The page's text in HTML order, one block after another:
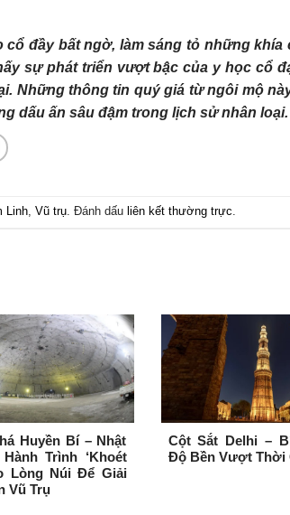
cổ đầy bất ngờ, làm sáng tỏ những khía
sự phát triển vượt bậc của y học cổ
Những thông tin quý giá từ ngôi mộ
dấu ấn sâu đậm trong lịch sử nhân loại.
Linh, Vũ trụ. Đánh dấu liên kết thường trực.
Huyền Bí – Nhật
Trình ‘Khoét
Lòng Núi Để Giải
Vũ Trụ
Cột Sắt Delhi –
Độ Bền Vượt Thời